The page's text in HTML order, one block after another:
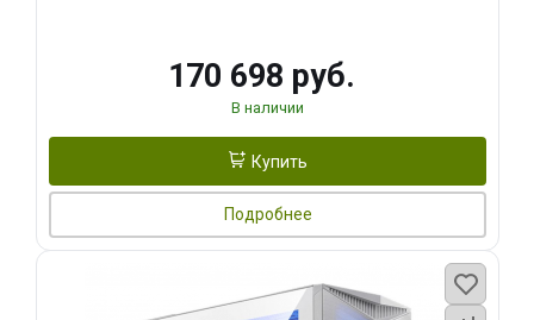
170 698 руб.
В наличии
Купить
Подробнее